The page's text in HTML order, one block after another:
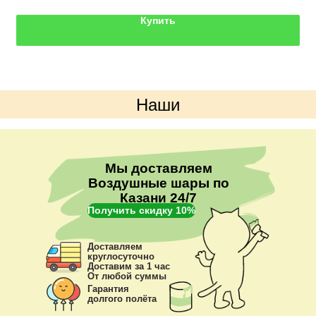
Цвета можно выбрать любые.
Купить
Наши
преимущества
Мы доставляем
Воздушные шары по
Казани 24/7
Получить скидку 10%
Доставляем
круглосуточно
Доставим за 1 час
От любой суммы
Гарантия
долгого полёта